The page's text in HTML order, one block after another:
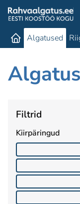
Algatused
Filtrid
Kiirpäringud